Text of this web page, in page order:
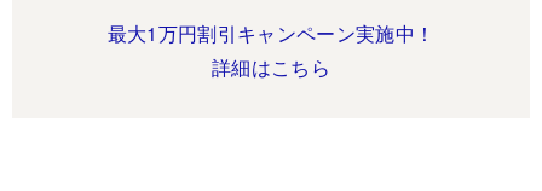
最大1万円割引キャンペーン実施中！
詳細はこちら